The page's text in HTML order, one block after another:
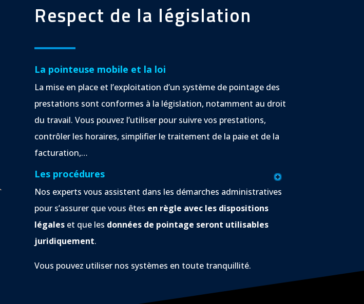
Respect de la législation
La pointeuse mobile et la loi
La mise en place et l’exploitation d’un système de pointage des
prestations sont conformes à la législation, notamment au droit
du travail. Vous pouvez l’utiliser pour suivre vos prestations,
contrôler les horaires, simplifier le traitement de la paie et de la
facturation,…
Les procédures
Nos experts vous assistent dans les démarches administratives
pour s’assurer que vous êtes en règle avec les dispositions
légales et que les données de pointage seront utilisables
juridiquement.
Vous pouvez utiliser nos systèmes en toute tranquillité.